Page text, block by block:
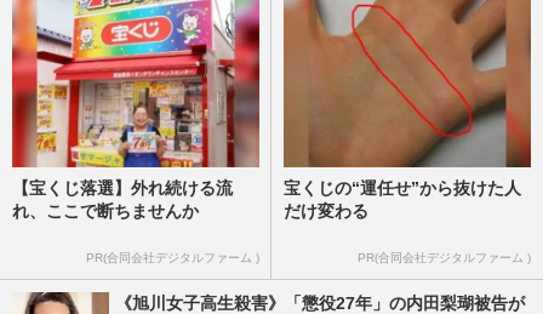
【宝くじ落選】外れ続ける流
れ、ここで断ちませんか
PR(合同会社デジタルファーム )
宝くじの“運任せ”から抜けた人
だけ変わる
PR(合同会社デジタルファーム )
《旭川女子高生殺害》「懲役27年」の内田梨瑚被告が